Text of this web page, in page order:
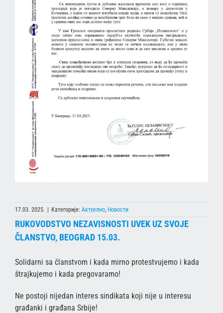
17.03. 2025. | Категорије: Актуелно Новости
RUKOVODSTVO NEZAVISNOSTI UVEK UZ SVOJE
ČLANSTVO, BEOGRAD 15.03.
Solidarni sa članstvom i kada mirno protestvujemo i kada
štrajkujemo i kada pregovaramo!
Ne postoji nijedan interes sindikata koji nije u interesu
građanki i građana Srbije!